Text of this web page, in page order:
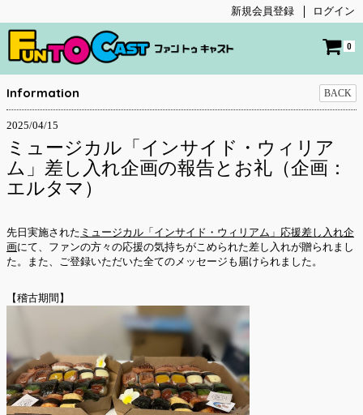
新規会員登録 ログイン
0
Information BACK
2025/04/15
ミュージカル「インサイド・ウィリア
ム」差し入れ企画の報告とお礼（企画：
エルタマ）
先日実施された ミュージカル「インサイド・ウィリアム」応援差し入れ企
画にて、ファンの方々の応援の気持ちがこめられた差し入れが贈られまし
た。また、ご登録いただいた全てのメッセージも届けられました。
【稽古期間】